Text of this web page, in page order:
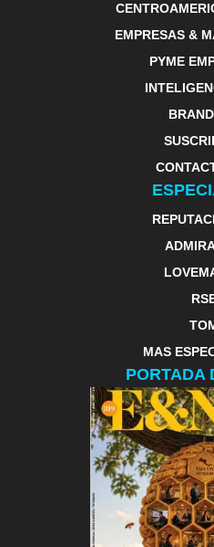
EMPRESAS &
PYME
MAS
PORTADA